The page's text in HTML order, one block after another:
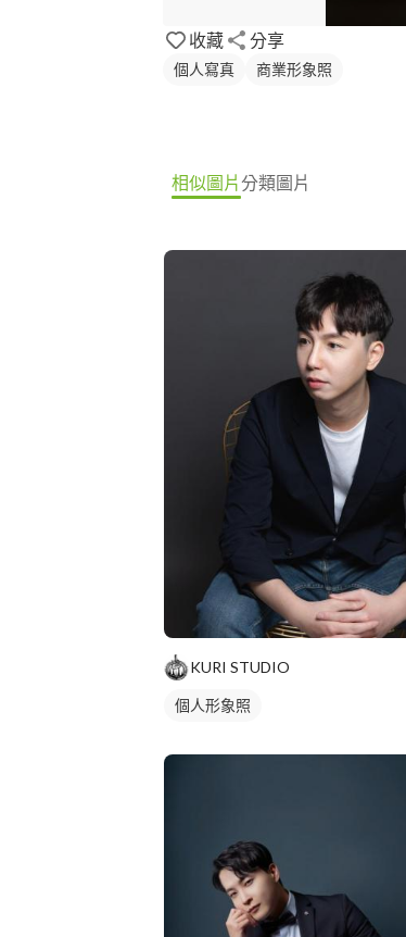
收藏 分享
個人寫真 商業形象照
相似圖片分類圖片
KURI STUDIO
個人形象照